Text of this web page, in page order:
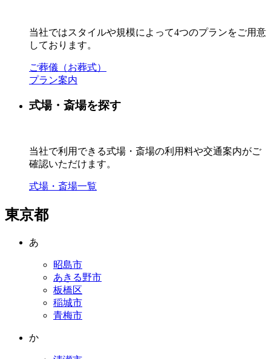
当社ではスタイルや規模によって4つのプランをご用意
しております。
ご葬儀（お葬式）
プラン案内
式場・斎場を探す
当社で利用できる式場・斎場の利用料や交通案内がご
確認いただけます。
式場・斎場一覧
東京都
あ
昭島市
あきる野市
板橋区
稲城市
青梅市
か